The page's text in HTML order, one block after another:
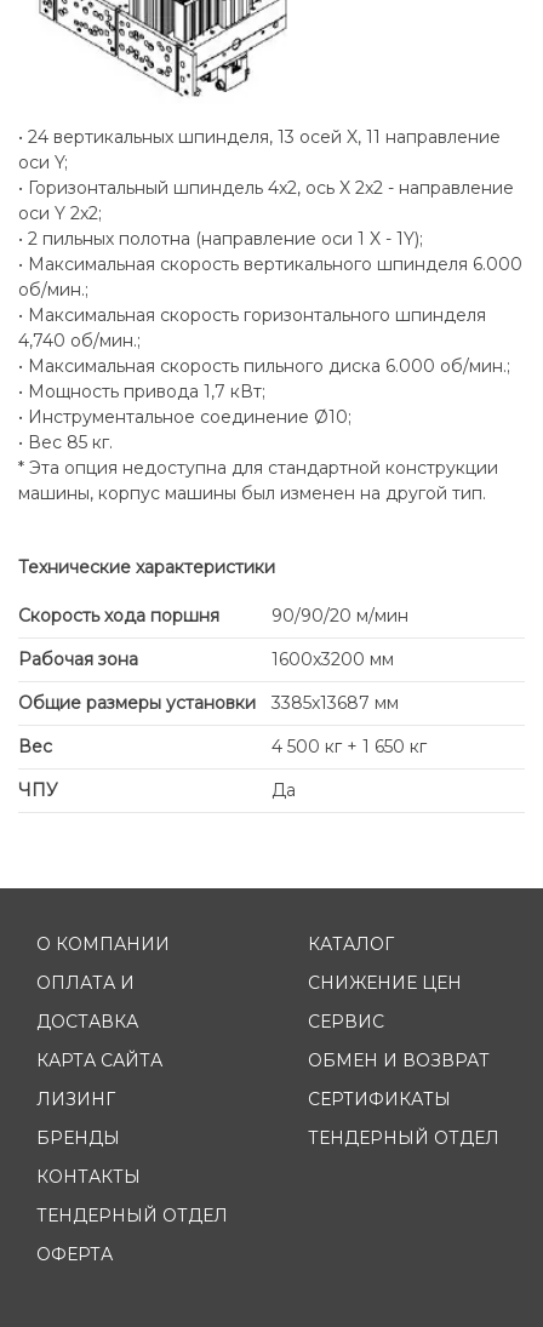
• 24 вертикальных шпинделя, 13 осей X, 11 направление
оси Y;
• Горизонтальный шпиндель 4x2, ось X 2x2 - направление
оси Y 2x2;
• 2 пильных полотна (направление оси 1 X - 1Y);
• Максимальная скорость вертикального шпинделя 6.000
об/мин.;
• Максимальная скорость горизонтального шпинделя
4,740 об/мин.;
• Максимальная скорость пильного диска 6.000 об/мин.;
• Мощность привода 1,7 кВт;
• Инструментальное соединение Ø10;
• Вес 85 кг.
* Эта опция недоступна для стандартной конструкции
машины, корпус машины был изменен на другой тип.
Технические характеристики
Скорость хода поршня
90/90/20 м/мин
Рабочая зона
1600x3200 мм
Общие размеры установки
3385x13687 мм
Вес
4 500 кг + 1 650 кг
ЧПУ
Да
О КОМПАНИИ
ОПЛАТА И
ДОСТАВКА
КАРТА САЙТА
ЛИЗИНГ
БРЕНДЫ
КОНТАКТЫ
ТЕНДЕРНЫЙ ОТДЕЛ
ОФЕРТА
КАТАЛОГ
СНИЖЕНИЕ ЦЕН
СЕРВИС
ОБМЕН И ВОЗВРАТ
СЕРТИФИКАТЫ
ТЕНДЕРНЫЙ ОТДЕЛ